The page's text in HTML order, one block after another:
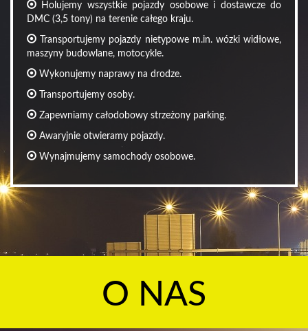
Holujemy wszystkie pojazdy osobowe i dostawcze do
DMC (3,5 tony) na terenie całego kraju.
Transportujemy pojazdy nietypowe m.in. wózki widłowe,
maszyny budowlane, motocykle.
Wykonujemy naprawy na drodze.
Transportujemy osoby.
Zapewniamy całodobowy strzeżony parking.
Awaryjnie otwieramy pojazdy.
Wynajmujemy samochody osobowe.
O NAS